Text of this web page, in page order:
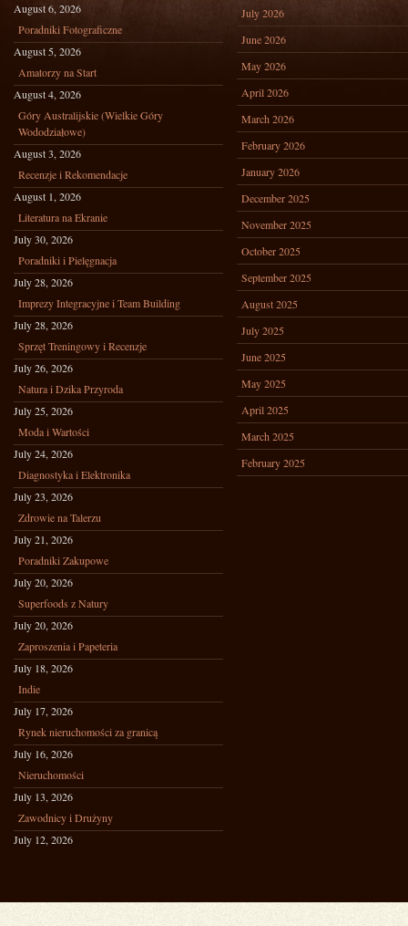
August 6, 2026
Poradniki Fotograficzne
August 5, 2026
Amatorzy na Start
August 4, 2026
Góry Australijskie (Wielkie Góry
Wododziałowe)
August 3, 2026
Recenzje i Rekomendacje
August 1, 2026
Literatura na Ekranie
July 30, 2026
Poradniki i Pielęgnacja
July 28, 2026
Imprezy Integracyjne i Team Building
July 28, 2026
Sprzęt Treningowy i Recenzje
July 26, 2026
Natura i Dzika Przyroda
July 25, 2026
Moda i Wartości
July 24, 2026
Diagnostyka i Elektronika
July 23, 2026
Zdrowie na Talerzu
July 21, 2026
Poradniki Zakupowe
July 20, 2026
Superfoods z Natury
July 20, 2026
Zaproszenia i Papeteria
July 18, 2026
Indie
July 17, 2026
Rynek nieruchomości za granicą
July 16, 2026
Nieruchomości
July 13, 2026
Zawodnicy i Drużyny
July 12, 2026
July 2026
June 2026
May 2026
April 2026
March 2026
February 2026
January 2026
December 2025
November 2025
October 2025
September 2025
August 2025
July 2025
June 2025
May 2025
April 2025
March 2025
February 2025